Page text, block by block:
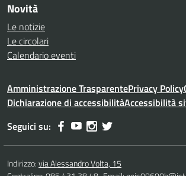
Novità
Le notizie
Le circolari
Calendario eventi
Amministrazione TrasparentePrivacy Policy
Dichiarazione di accessibilitàAccessibilità
Seguici su:
Indirizzo:via Alessandro Volta, 15